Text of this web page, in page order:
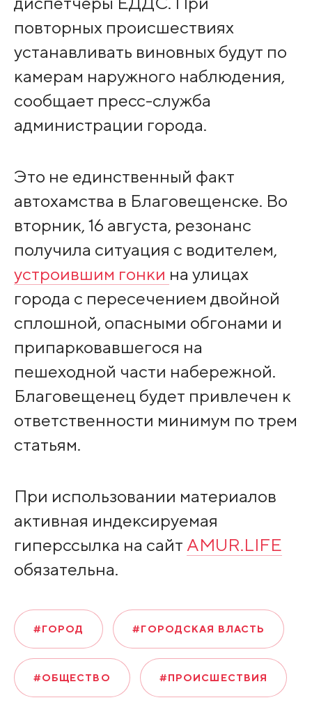
повторных происшествиях
устанавливать виновных будут по
камерам наружного наблюдения,
сообщает пресс-служба
администрации города.
Это не единственный факт
автохамства в Благовещенске. Во
вторник, 16 августа, резонанс
получила ситуация с водителем,
устроившим гонки на улицах
города с пересечением двойной
сплошной, опасными обгонами и
припарковавшегося на
пешеходной части набережной.
Благовещенец будет привлечен к
ответственности минимум по трем
статьям.
При использовании материалов
активная индексируемая
гиперссылка на сайт AMUR.LIFE
обязательна.
#ГОРОД #ГОРОДСКАЯ ВЛАСТЬ
#ОБЩЕСТВО #ПРОИСШЕСТВИЯ